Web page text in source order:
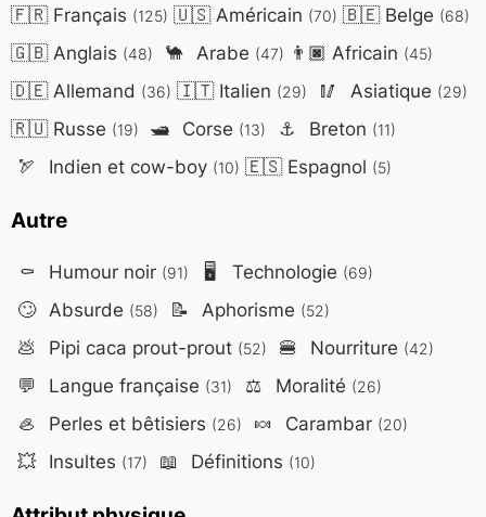
🇫🇷Français (125) 🇺🇸Américain (70) 🇧🇪Belge (68)
🇬🇧Anglais (48) 🐪 Arabe (47) 👨🏿 Africain (45)
🇩🇪Allemand (36) 🇮🇹Italien (29) 🥢 Asiatique (29)
🇷🇺Russe (19) 🛥️ Corse (13) ⚓ Breton (11)
🏹 Indien et cow-boy (10) 🇪🇸Espagnol (5)
Autre
⚰️ Humour noir (91) 🖥️ Technologie (69)
🙄 Absurde (58) 📝 Aphorisme (52)
💩 Pipi caca prout-prout (52) 🍔 Nourriture (42)
💬 Langue française (31) ⚖️ Moralité (26)
🦪 Perles et bêtisiers (26) 🍬 Carambar (20)
💥 Insultes (17) 📖 Définitions (10)